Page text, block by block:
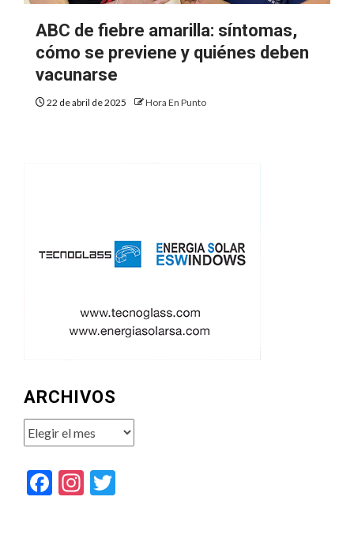
ABC de fiebre amarilla: síntomas,
cómo se previene y quiénes deben
vacunarse
22 de abril de 2025 Hora En Punto
ARCHIVOS
Archivos
Facebook
Instagram